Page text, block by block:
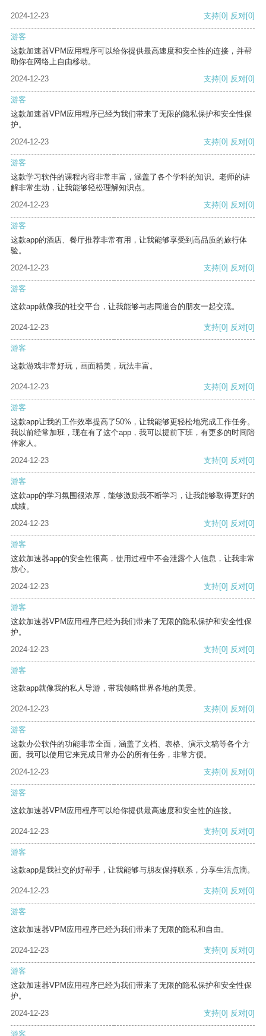
2024-12-23 支持[0] 反对[0]
游客
这款加速器VPM应用程序可以给你提供最高速度和安全性的连接，并帮
助你在网络上自由移动。
2024-12-23
支持[0] 反对[0]
游客
这款加速器VPM应用程序已经为我们带来了无限的隐私保护和安全性保
护。
2024-12-23
支持[0] 反对[0]
游客
这款学习软件的课程内容非常丰富，涵盖了各个学科的知识。老师的讲
解非常生动，让我能够轻松理解知识点。
2024-12-23
支持[0] 反对[0]
游客
这款app的酒店、餐厅推荐非常有用，让我能够享受到高品质的旅行体
验。
2024-12-23
支持[0] 反对[0]
游客
这款app就像我的社交平台，让我能够与志同道合的朋友一起交流。
2024-12-23 支持[0] 反对[0]
游客
这款游戏非常好玩，画面精美，玩法丰富。
2024-12-23 支持[0] 反对[0]
游客
这款app让我的工作效率提高了50%，让我能够更轻松地完成工作任务。
我以前经常加班，现在有了这个app，我可以提前下班，有更多的时间陪
伴家人。
2024-12-23
支持[0] 反对[0]
游客
这款app的学习氛围很浓厚，能够激励我不断学习，让我能够取得更好的
成绩。
2024-12-23
支持[0] 反对[0]
游客
这款加速器app的安全性很高，使用过程中不会泄露个人信息，让我非常
放心。
2024-12-23
支持[0] 反对[0]
游客
这款加速器VPM应用程序已经为我们带来了无限的隐私保护和安全性保
护。
2024-12-23
支持[0] 反对[0]
游客
这款app就像我的私人导游，带我领略世界各地的美景。
2024-12-23 支持[0] 反对[0]
游客
这款办公软件的功能非常全面，涵盖了文档、表格、演示文稿等各个方
面。我可以使用它来完成日常办公的所有任务，非常方便。
2024-12-23
支持[0] 反对[0]
游客
这款加速器VPM应用程序可以给你提供最高速度和安全性的连接。
2024-12-23 支持[0] 反对[0]
游客
这款app是我社交的好帮手，让我能够与朋友保持联系，分享生活点滴。
2024-12-23 支持[0] 反对[0]
游客
这款加速器VPM应用程序已经为我们带来了无限的隐私和自由。
2024-12-23 支持[0] 反对[0]
游客
这款加速器VPM应用程序已经为我们带来了无限的隐私保护和安全性保
护。
2024-12-23
支持[0] 反对[0]
游客